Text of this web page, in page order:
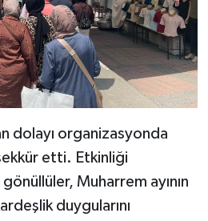
dolayı organizasyonda
etti. Etkinliği
Muharrem ayının
duygularını